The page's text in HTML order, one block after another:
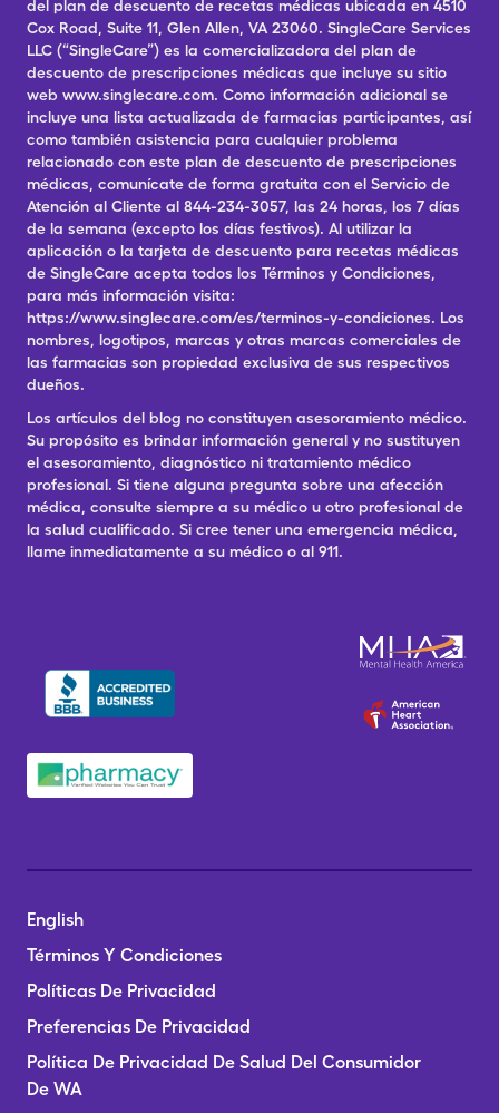
del plan de descuento de recetas médicas ubicada en 4510
Cox Road, Suite 11, Glen Allen, VA 23060. SingleCare Services
LLC (“SingleCare”) es la comercializadora del plan de
descuento de prescripciones médicas que incluye su sitio
web www.singlecare.com. Como información adicional se
incluye una lista actualizada de farmacias participantes, así
como también asistencia para cualquier problema
relacionado con este plan de descuento de prescripciones
médicas, comunícate de forma gratuita con el Servicio de
Atención al Cliente al 844-234-3057, las 24 horas, los 7 días
de la semana (excepto los días festivos). Al utilizar la
aplicación o la tarjeta de descuento para recetas médicas
de SingleCare acepta todos los Términos y Condiciones,
para más información visita:
https://www.singlecare.com/es/terminos-y-condiciones. Los
nombres, logotipos, marcas y otras marcas comerciales de
las farmacias son propiedad exclusiva de sus respectivos
dueños.
Los artículos del blog no constituyen asesoramiento médico.
Su propósito es brindar información general y no sustituyen
el asesoramiento, diagnóstico ni tratamiento médico
profesional. Si tiene alguna pregunta sobre una afección
médica, consulte siempre a su médico u otro profesional de
la salud cualificado. Si cree tener una emergencia médica,
llame inmediatamente a su médico o al 911.
English
Términos Y Condiciones
Políticas De Privacidad
Preferencias De Privacidad
Política De Privacidad De Salud Del Consumidor
De WA